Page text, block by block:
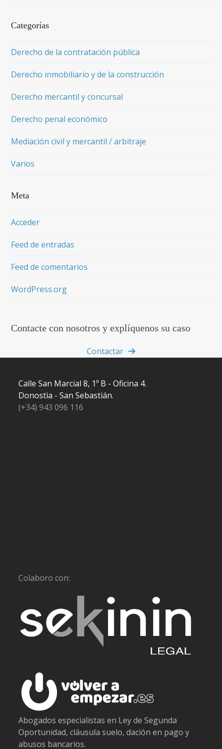
Categorías
Derecho de la contratación pública
Derecho inmobiliario y de la construcción
Derecho mercantil y concursal
Derecho penal económico
Mediación civil y mercantil / arbitraje
Varios
Meta
Acceder
Feed de entradas
Feed de comentarios
WordPress.org
Contacte con nosotros y explíquenos su caso
Contactar
Calle San Marcial 8, 1º B - Oficina 4.
Donostia - San Sebastián.
(+34) 943 096 116
Colaboro con:
Abogados especialistas en Ley de Segunda
Oportunidad, cláusula suelo, dación en pago y
abusos bancarios.